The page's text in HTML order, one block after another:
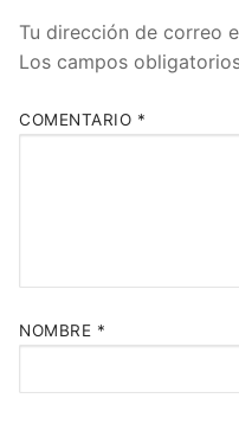
Tu dirección de correo
Los campos
COMENTARIO *
NOMBRE *